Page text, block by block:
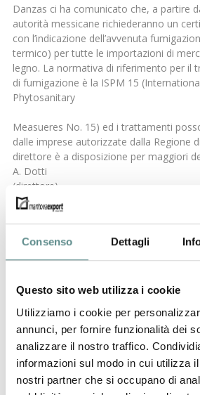
Consenso Dettagli
Questo sito web utilizza i cookie
Utilizziamo i cookie per
annunci, per fornire funzionalità dei
analizzare il nostro traffico.
informazioni sul modo in cui utilizza
nostri partner che si occupano di
Danzas ci ha comunicato che, a partire
autorità messicane richiederanno un
con l’indicazione dell’avvenuta
termico) per tutte le importazioni di
legno. La normativa di riferimento per il
di fumigazione è la ISPM 15
Phytosanitary
Measueres No. 15) ed i trattamenti
dalle imprese autorizzate dalla Regione
direttore è a disposizione per maggiori
A. Dotti
(direttore)
Mantova Export
precedente:fumigazione degli imballaggi
successivo:nuova regolamentazione